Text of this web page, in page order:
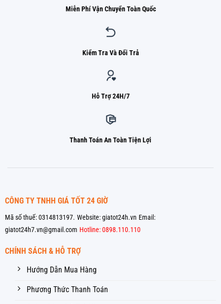
Miễn Phí Vận Chuyển Toàn Quốc
Kiểm Tra Và Đổi Trả
Hỗ Trợ 24H/7
Thanh Toán An Toàn Tiện Lợi
CÔNG TY TNHH GIÁ TỐT 24 GIỜ
Mã số thuế: 0314813197. Website: giatot24h.vn Email:
giatot24h7.vn@gmail.com Hotline: 0898.110.110
CHÍNH SÁCH & HỖ TRỢ
Hướng Dẫn Mua Hàng
Phương Thức Thanh Toán